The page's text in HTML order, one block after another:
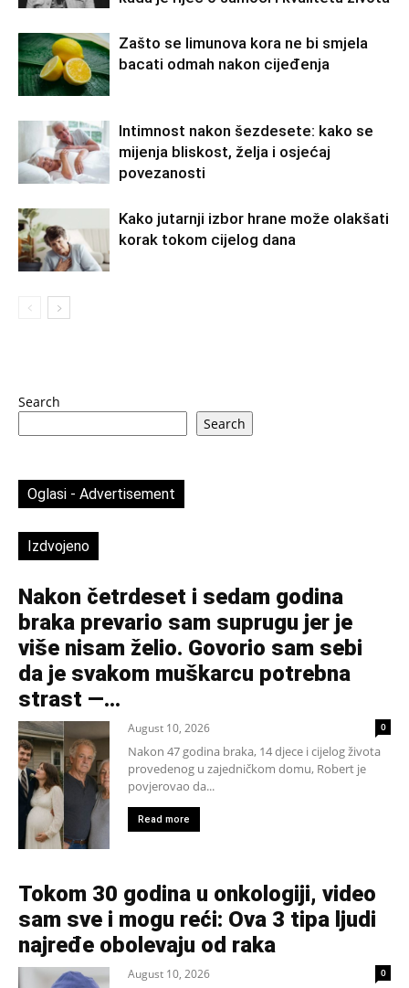
Zašto se limunova kora ne bi smjela
bacati odmah nakon cijeđenja
Intimnost nakon šezdesete: kako se
mijenja bliskost, želja i osjećaj
povezanosti
Kako jutarnji izbor hrane može olakšati
korak tokom cijelog dana
Search
Search
Oglasi - Advertisement
Izdvojeno
Nakon četrdeset i sedam godina
braka prevario sam suprugu jer je
više nisam želio. Govorio sam sebi
da je svakom muškarcu potrebna
strast —...
August 10, 2026 0
Nakon 47 godina braka, 14 djece i cijelog života
provedenog u zajedničkom domu, Robert je
povjerovao da...
Read more
Tokom 30 godina u onkologiji, video
sam sve i mogu reći: Ova 3 tipa ljudi
najređe obolevaju od raka
August 10, 2026 0